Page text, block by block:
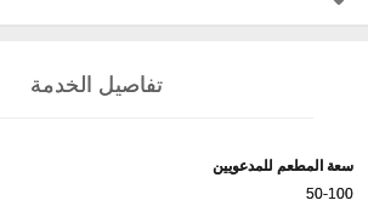
تفاصيل الخدمة
سعة المطعم للمدعويين
50-100